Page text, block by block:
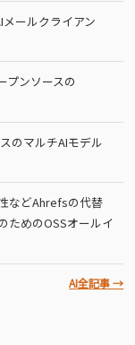
ールクライアン
プンソースの
のマルチAIモデル
などAhrefsの代替
ためのOSSオールイ
AI全記事 →